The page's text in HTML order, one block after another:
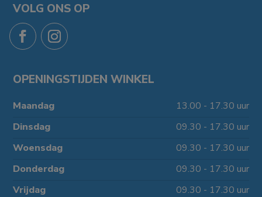
VOLG ONS OP
OPENINGSTIJDEN WINKEL
Maandag
13.00 - 17.30 uur
Dinsdag
09.30 - 17.30 uur
Woensdag
09.30 - 17.30 uur
Donderdag
09.30 - 17.30 uur
Vrijdag
09.30 - 17.30 uur